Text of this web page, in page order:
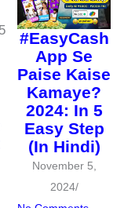
#EasyCash
App Se
Paise Kaise
Kamaye?
2024: In 5
Easy Step
(In Hindi)
November 5,
2024/